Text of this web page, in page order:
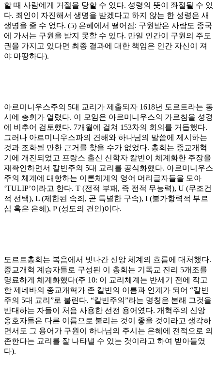
할 때 사람에게 거절을 당할 수 있다. 성령의 뜻이 좌절될 수 있
다. 죄인이 자진해서 생명을 받겠다고 하지 않는 한 성령은 새
생명을 줄 수 없다. (5) 은혜에서 떨어짐: 구원받은 사람도 종국
에 가서는 구원을 받지 못할 수 있다. 만일 인간이 구원의 주도
권을 가지고 있다면 최종 결과에 대한 책임은 인간 자신이 져
야 마땅하다).
아르미니우스주의 5대 교리가 제출되자 1618년 도르트라는 동
시에 총회가 열렸다. 이 모임은 아르미니우스의 가르침을 성경
에 비추어 검토했다. 7개월에 걸쳐 153차의 회의를 거듭했다.
그러나 아르미니우스파의 견해와 하나님의 말씀에 제시하는
것과 조화될 만한 근거를 찾을 수가 없었다. 총회는 종교개혁
기에 개진되었고 프랑스 출신 신학자 칼빈이 체계화한 주장을
재확인하면서 칼빈주의 5대 교리를 공식화했다. 아르미니우스
주의 체계에 대항하는 이론체계의 영어 머리글자들을 모아
‘TULIP’이라고 한다. T (전적 부패 , 즉 전적 무능력), U (무조건
적 선택), L (제한된 속죄 , 곧 특별한 구속), I (불가항력적 부르
심 혹은 은혜 ), P (성도의 견인)이다.
도르트총회는 복음에서 빗나간 신앙 체계의 흐름에 대처했다.
종교개혁 계승자들로 구성된 이 총회는 기독교 진리 5개조를
명료하게 체계화했다(주 10: 이 교리체계는 반세기 전에 작고
한 제네바의 종교개혁가 존 칼빈의 이름과 연계가 되어 “칼빈
주의 5대 교리 ”로 불린다. “칼빈주의 ”라는 명칭은 본래 그것을
반대하는 자들이 처음 사용한 선전 용어였다. 개혁주의 신앙
옹호자들은 다른 이름으로 불리는 것이 좋을 것이라고 생각하
면서도 그 용어가 구원이 하나님의 주시는 은혜에 전적으로 의
존한다는 교리를 잘 나타낼 수 있는 것이라고 하여 받아들였
다).